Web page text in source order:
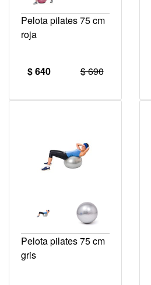
Pelota pilates 75 cm
roja
$ 640 $ 690
Pelota pilates 75 cm
gris